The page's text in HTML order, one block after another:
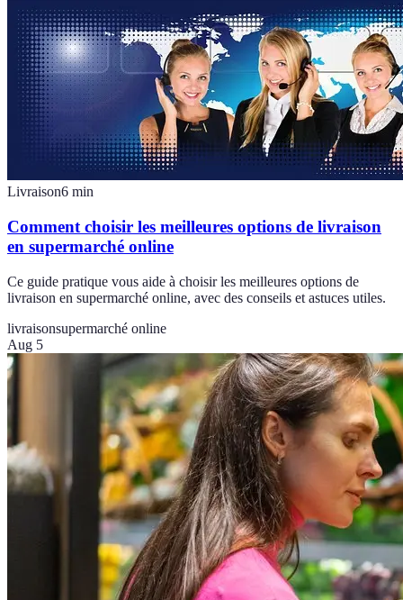
Livraison6 min
Comment choisir les meilleures options de livraison
en supermarché online
Ce guide pratique vous aide à choisir les meilleures options de
livraison en supermarché online, avec des conseils et astuces utiles.
livraisonsupermarché online
Aug 5